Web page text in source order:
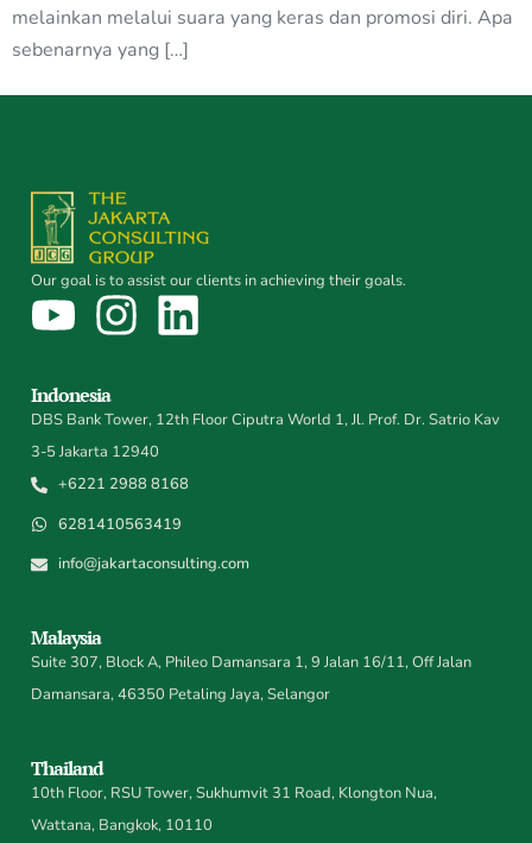
melainkan melalui suara yang keras dan promosi diri. Apa
sebenarnya yang […]
Our goal is to assist our clients in achieving their goals.
Indonesia
DBS Bank Tower, 12th Floor Ciputra World 1, Jl. Prof. Dr. Satrio Kav
3-5 Jakarta 12940
+6221 2988 8168
6281410563419
info@jakartaconsulting.com
Malaysia
Suite 307, Block A, Phileo Damansara 1, 9 Jalan 16/11, Off Jalan
Damansara, 46350 Petaling Jaya, Selangor
Thailand
10th Floor, RSU Tower, Sukhumvit 31 Road, Klongton Nua,
Wattana, Bangkok, 10110